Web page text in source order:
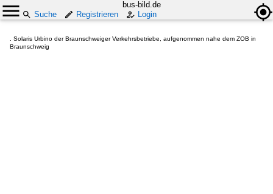
bus-bild.de
Suche
Registrieren Login
. Solaris Urbino der Braunschweiger Verkehrsbetriebe, aufgenommen nahe dem ZOB in
Braunschweig